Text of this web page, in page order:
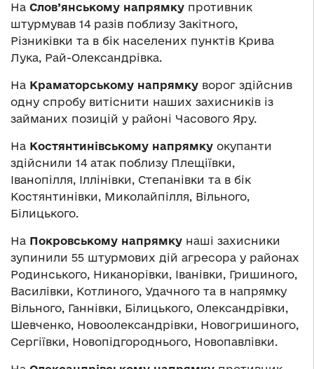
На Слов’янському напрямку противник
штурмував 14 разів поблизу Закітного,
Різниківки та в бік населених пунктів Крива
Лука, Рай-Олександрівка.
На Краматорському напрямку ворог здійснив
одну спробу витіснити наших захисників із
займаних позицій у районі Часового Яру.
На Костянтинівському напрямку окупанти
здійснили 14 атак поблизу Плещіївки,
Іванопілля, Іллінівки, Степанівки та в бік
Костянтинівки, Миколайпілля, Вільного,
Білицького.
На Покровському напрямку наші захисники
зупинили 55 штурмових дій агресора у районах
Родинського, Никанорівки, Іванівки, Гришиного,
Василівки, Котлиного, Удачного та в напрямку
Вільного, Ганнівки, Білицького, Олександрівки,
Шевченко, Новоолександрівки, Новогришиного,
Сергіївки, Новопідгороднього, Новопавлівки.